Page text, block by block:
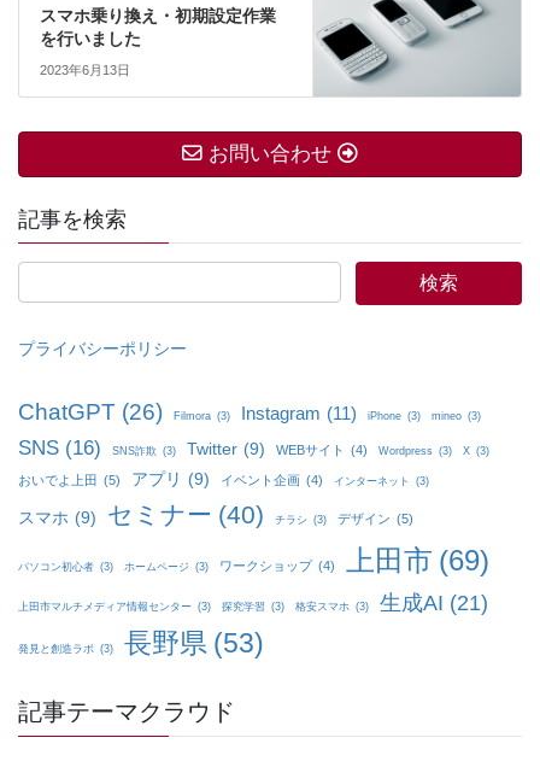
スマホ乗り換え・初期設定作業
を行いました
2023年6月13日
お問い合わせ
記事を検索
プライバシーポリシー
ChatGPT (26) Filmora (3) Instagram (11) iPhone (3) mineo (3)
SNS (16) SNS詐欺 (3) Twitter (9) WEBサイト (4) Wordpress (3) X (3)
おいでよ上田 (5) アプリ (9) イベント企画 (4) インターネット (3)
スマホ (9) セミナー (40) チラシ (3) デザイン (5)
パソコン初心者 (3) ホームページ (3) ワークショップ (4) 上田市 (69)
上田市マルチメディア情報センター (3) 探究学習 (3) 格安スマホ (3) 生成AI (21)
発見と創造ラボ (3) 長野県 (53)
記事テーマクラウド